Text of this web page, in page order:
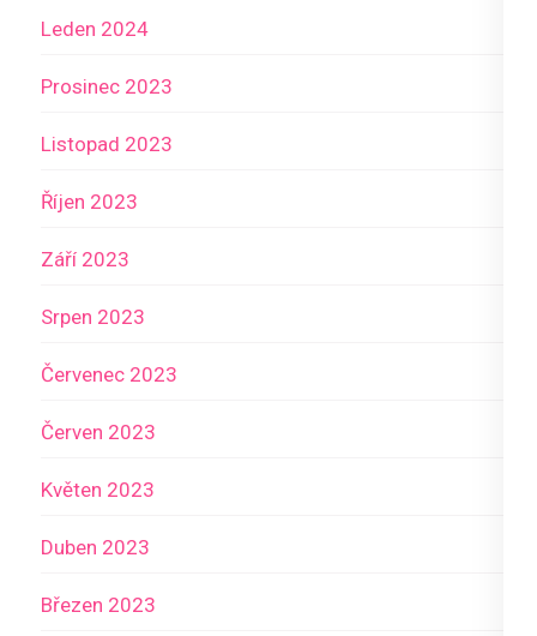
Leden 2024
Prosinec 2023
Listopad 2023
Říjen 2023
Září 2023
Srpen 2023
Červenec 2023
Červen 2023
Květen 2023
Duben 2023
Březen 2023